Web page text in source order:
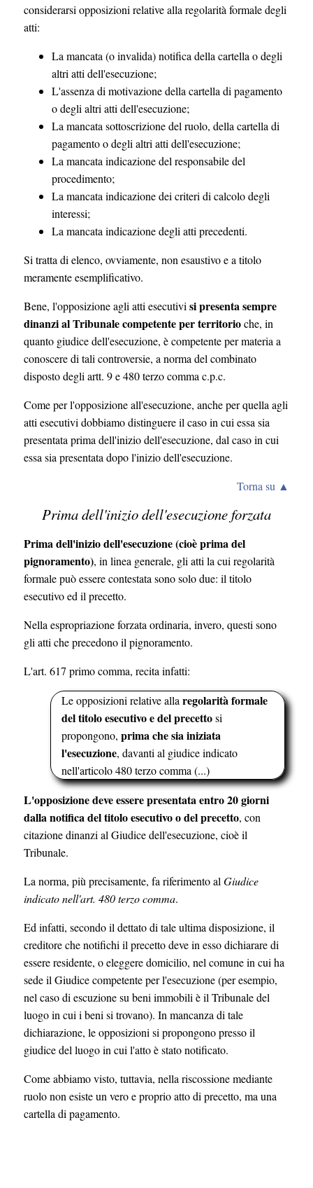
considerarsi opposizioni relative alla regolarità formale degli
atti:
La mancata (o invalida) notifica della cartella o degli
altri atti dell'esecuzione;
L'assenza di motivazione della cartella di pagamento
o degli altri atti dell'esecuzione;
La mancata sottoscrizione del ruolo, della cartella di
pagamento o degli altri atti dell'esecuzione;
La mancata indicazione del responsabile del
procedimento;
La mancata indicazione dei criteri di calcolo degli
interessi;
La mancata indicazione degli atti precedenti.
Si tratta di elenco, ovviamente, non esaustivo e a titolo
meramente esemplificativo.
Bene, l'opposizione agli atti esecutivi si presenta sempre
dinanzi al Tribunale competente per territorioche, in
quanto giudice dell'esecuzione, è competente per materia a
conoscere di tali controversie, a norma del combinato
disposto degli artt. 9 e 480 terzo comma c.p.c.
Come per l'opposizione all'esecuzione, anche per quella agli
atti esecutivi dobbiamo distinguere il caso in cui essa sia
presentata prima dell'inizio dell'esecuzione, dal caso in cui
essa sia presentata dopo l'inizio dell'esecuzione.
Torna su ▲
Prima dell'inizio dell'esecuzione forzata
Prima dell'inizio dell'esecuzione (cioè prima del
pignoramento), in linea generale, gli atti la cui regolarità
formale può essere contestata sono solo due: il titolo
esecutivo ed il precetto.
Nella espropriazione forzata ordinaria, invero, questi sono
gli atti che precedono il pignoramento.
L'art. 617 primo comma, recita infatti:
Le opposizioni relative alla regolarità formale
del titolo esecutivo e del precettosi
propongono, prima che sia iniziata
l'esecuzione, davanti al giudice indicato
nell'articolo 480 terzo comma (...)
L'opposizione deve essere presentata entro 20 giorni
dalla notifica del titolo esecutivo o del precetto, con
citazione dinanzi al Giudice dell'esecuzione, cioè il
Tribunale.
La norma, più precisamente, fa riferimento al Giudice
indicato nell'art. 480 terzo comma.
Ed infatti, secondo il dettato di tale ultima disposizione, il
creditore che notifichi il precetto deve in esso dichiarare di
essere residente, o eleggere domicilio, nel comune in cui ha
sede il Giudice competente per l'esecuzione (per esempio,
nel caso di escuzione su beni immobili è il Tribunale del
luogo in cui i beni si trovano). In mancanza di tale
dichiarazione, le opposizioni si propongono presso il
giudice del luogo in cui l'atto è stato notificato.
Come abbiamo visto, tuttavia, nella riscossione mediante
ruolo non esiste un vero e proprio atto di precetto, ma una
cartella di pagamento.